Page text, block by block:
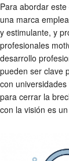
Para abordar
una marca
y estimulante, y
profesionales
desarrollo
pueden ser clave
con
para cerrar la
con la visión es